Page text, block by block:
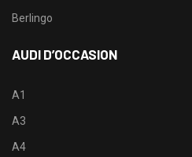
Berlingo
AUDI D’OCCASION
A1
A3
A4